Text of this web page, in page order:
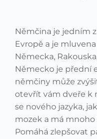
Němčina je jedním
Evropě a je
Německa,
Německo je přední
němčiny může
otevřít vám dveře k
se nového jazyka,
mozek a má
Pomáhá zlepšovat